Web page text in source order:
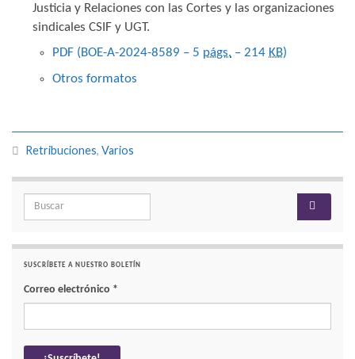
Justicia y Relaciones con las Cortes y las organizaciones
sindicales CSIF y UGT.
PDF (BOE-A-2024-8589 – 5 págs. – 214 KB)
Otros formatos
Retribuciones, Varios
Search for:
SUSCRÍBETE A NUESTRO BOLETÍN
Correo electrónico *